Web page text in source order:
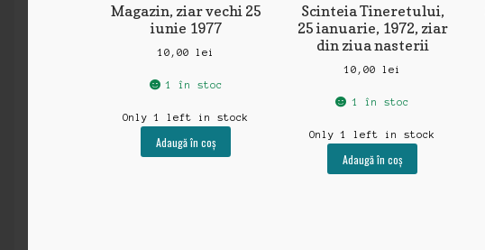
Magazin, ziar vechi 25
iunie 1977
10,00 lei
1 în stoc
Only 1 left in stock
Adaugă în coș
Scinteia Tineretului,
25 ianuarie, 1972, ziar
din ziua nasterii
10,00 lei
1 în stoc
Only 1 left in stock
Adaugă în coș